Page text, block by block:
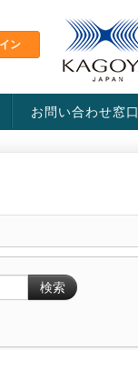
お問い合わせ窓口
検索